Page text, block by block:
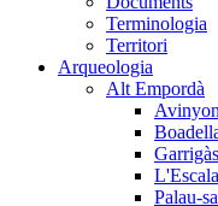
Terminologia
Territori
Arqueologia
Alt Empordà
Garrigàs
L'Escala
Palau-